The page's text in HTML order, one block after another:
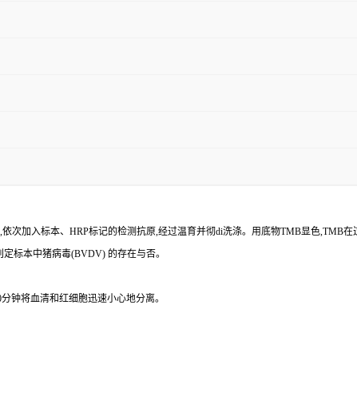
次加入标本、 HRP标记的检测抗原,经过温育并彻di洗涤。用底物TMB显色,TMB在
定标本中猪病毒(BVDV) 的存在与否。
分钟将血清和红细胞迅速小心地分离。